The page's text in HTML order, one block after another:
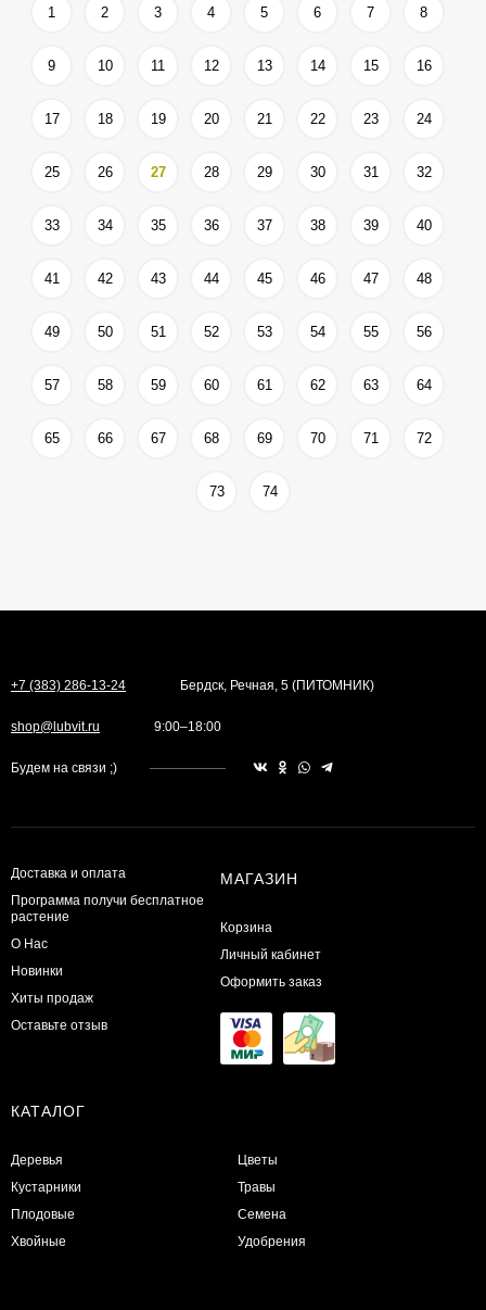
1 2 3 4 5 6 7 8
9 10 11 12 13 14 15 16
17 18 19 20 21 22 23 24
25 26 27 28 29 30 31 32
33 34 35 36 37 38 39 40
41 42 43 44 45 46 47 48
49 50 51 52 53 54 55 56
57 58 59 60 61 62 63 64
65 66 67 68 69 70 71 72
73 74
+7 (383) 286-13-24 Бердск, Речная, 5 (ПИТОМНИК)
shop@lubvit.ru 9:00–18:00
Будем на связи ;)
Доставка и оплата
Программа получи бесплатное
растение
О Нас
Новинки
Хиты продаж
Оставьте отзыв
МАГАЗИН
Корзина
Личный кабинет
Оформить заказ
КАТАЛОГ
Деревья
Кустарники
Плодовые
Хвойные
Цветы
Травы
Семена
Удобрения